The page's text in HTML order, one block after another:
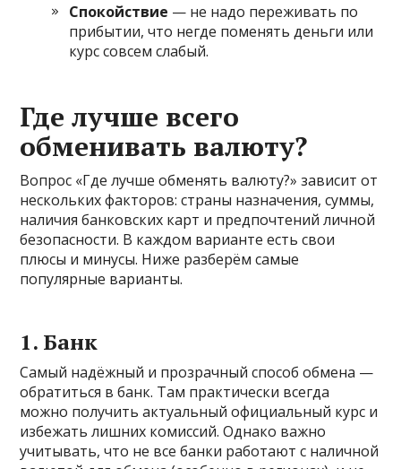
Спокойствие — не надо переживать по
прибытии, что негде поменять деньги или
курс совсем слабый.
Где лучше всего
обменивать валюту?
Вопрос «Где лучше обменять валюту?» зависит от
нескольких факторов: страны назначения, суммы,
наличия банковских карт и предпочтений личной
безопасности. В каждом варианте есть свои
плюсы и минусы. Ниже разберём самые
популярные варианты.
1. Банк
Самый надёжный и прозрачный способ обмена —
обратиться в банк. Там практически всегда
можно получить актуальный официальный курс и
избежать лишних комиссий. Однако важно
учитывать, что не все банки работают с наличной